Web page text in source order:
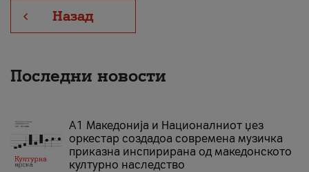
Назад
Последни новости
А1 Македонија и Националниот џез
оркестар создадоа современа музичка
приказна инспирирана од македонското
културно наследство